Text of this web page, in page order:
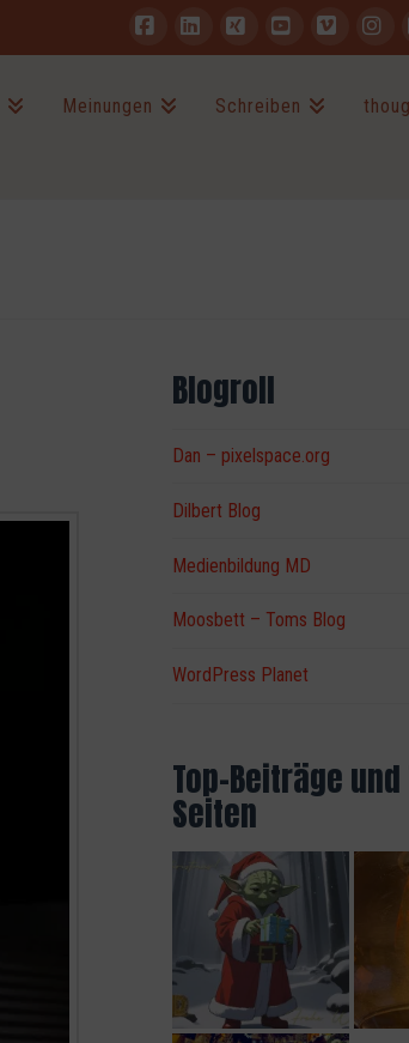
FacebookLinkedIn
XINGYouTubeVimeo
Meinungen Schreiben
Blogroll
Dan – pixelspace.org
Dilbert Blog
Medienbildung MD
Moosbett – Toms Blog
WordPress Planet
Top-Beiträge und
Seiten